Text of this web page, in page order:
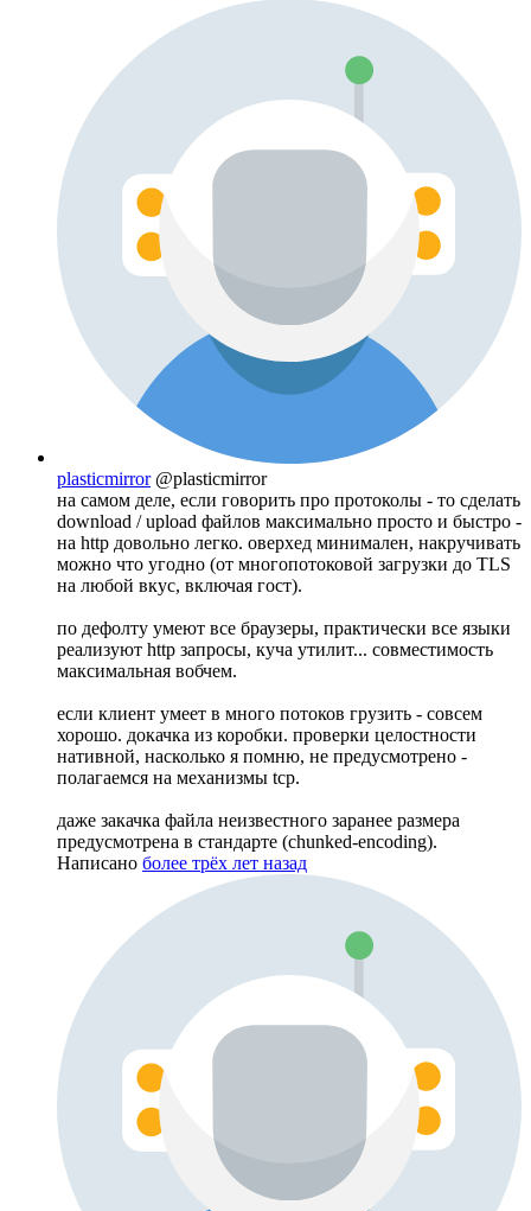
plasticmirror @plasticmirror
на самом деле, если говорить про протоколы - то сделать
download / upload файлов максимально просто и быстро -
на http довольно легко. оверхед минимален, накручивать
можно что угодно (от многопотоковой загрузки до TLS
на любой вкус, включая гост).
по дефолту умеют все браузеры, практически все языки
реализуют http запросы, куча утилит... совместимость
максимальная вобчем.
если клиент умеет в много потоков грузить - совсем
хорошо. докачка из коробки. проверки целостности
нативной, насколько я помню, не предусмотрено -
полагаемся на механизмы tcp.
даже закачка файла неизвестного заранее размера
предусмотрена в стандарте (chunked-encoding).
Написано более трёх лет назад